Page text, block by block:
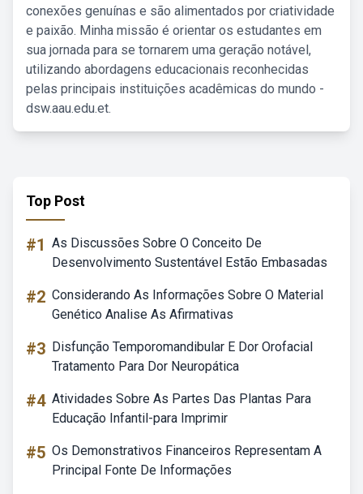
conexões genuínas e são alimentados por criatividade
e paixão. Minha missão é orientar os estudantes em
sua jornada para se tornarem uma geração notável,
utilizando abordagens educacionais reconhecidas
pelas principais instituições acadêmicas do mundo -
dsw.aau.edu.et.
Top Post
#1 As Discussões Sobre O Conceito De
Desenvolvimento Sustentável Estão Embasadas
#2 Considerando As Informações Sobre O Material
Genético Analise As Afirmativas
#3 Disfunção Temporomandibular E Dor Orofacial
Tratamento Para Dor Neuropática
#4 Atividades Sobre As Partes Das Plantas Para
Educação Infantil-para Imprimir
#5 Os Demonstrativos Financeiros Representam A
Principal Fonte De Informações